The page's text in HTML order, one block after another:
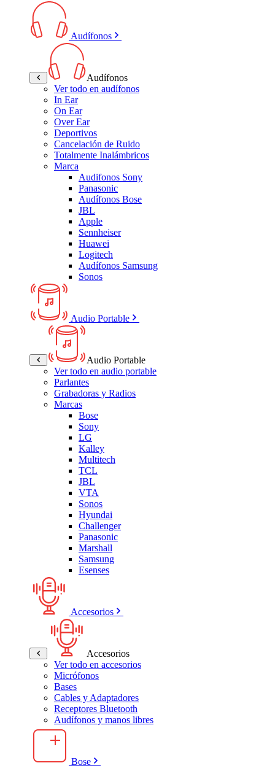
Audífonos
Audífonos
Ver todo en audífonos
In Ear
On Ear
Over Ear
Deportivos
Cancelación de Ruido
Totalmente Inalámbricos
Marca
Audifonos Sony
Panasonic
Audífonos Bose
JBL
Apple
Sennheiser
Huawei
Logitech
Audífonos Samsung
Sonos
Audio Portable
Audio Portable
Ver todo en audio portable
Parlantes
Grabadoras y Radios
Marcas
Bose
Sony
LG
Kalley
Multitech
TCL
JBL
VTA
Sonos
Hyundai
Challenger
Panasonic
Marshall
Samsung
Esenses
Accesorios
Accesorios
Ver todo en accesorios
Micrófonos
Bases
Cables y Adaptadores
Receptores Bluetooth
Audífonos y manos libres
Bose